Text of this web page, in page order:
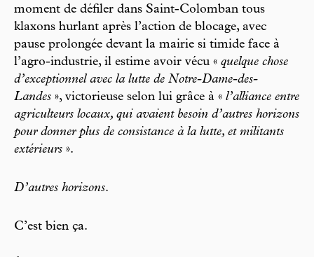
moment de défiler dans Saint-Colomban tous
klaxons hurlant après l’action de blocage, avec
pause prolongée devant la mairie si timide face à
l’agro-industrie, il estime avoir vécu « quelque chose
d’exceptionnel avec la lutte de Notre-Dame-des-
Landes », victorieuse selon lui grâce à « l’alliance entre
agriculteurs locaux, qui avaient besoin d’autres horizons
pour donner plus de consistance à la lutte, et militants
extérieurs ».
D’autres horizons.
C’est bien ça.